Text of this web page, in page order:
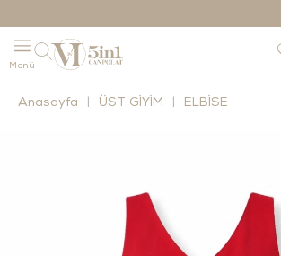
Anasayfa ÜST GİYİM ELBİSE